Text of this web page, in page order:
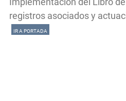
registros asociados y
IR A PORTADA